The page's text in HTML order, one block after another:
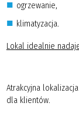
ogrzewanie,
klimatyzacja.
Lokal idealnie
Atrakcyjna
dla klientów.